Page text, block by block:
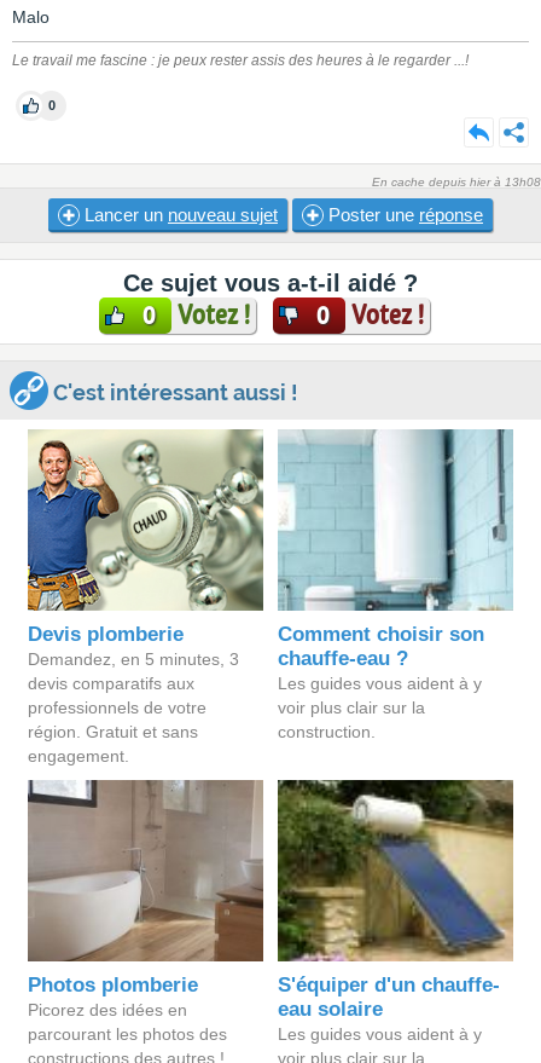
Malo
Le travail me fascine : je peux rester assis des heures à le regarder ...!
0
En cache depuis hier à 13h08
Lancer un nouveau sujet Poster une réponse
Ce sujet vous a-t-il aidé ?
0 Votez ! 0 Votez !
C'est intéressant aussi !
Devis plomberie
Demandez, en 5 minutes, 3
devis comparatifs aux
professionnels de votre
région. Gratuit et sans
engagement.
Comment choisir son
chauffe-eau ?
Les guides vous aident à y
voir plus clair sur la
construction.
Photos plomberie
Picorez des idées en
parcourant les photos des
constructions des autres !
S'équiper d'un chauffe-
eau solaire
Les guides vous aident à y
voir plus clair sur la